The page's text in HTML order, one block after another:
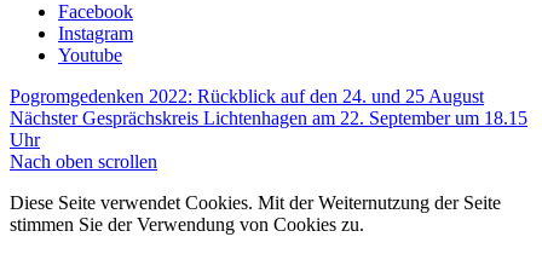
Facebook
Instagram
Youtube
Pogromgedenken 2022: Rückblick auf den 24. und 25 August
Nächster Gesprächskreis Lichtenhagen am 22. September um 18.15
Uhr
Nach oben scrollen
Diese Seite verwendet Cookies. Mit der Weiternutzung der Seite
stimmen Sie der Verwendung von Cookies zu.